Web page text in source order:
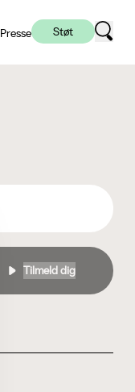
Presse Støt